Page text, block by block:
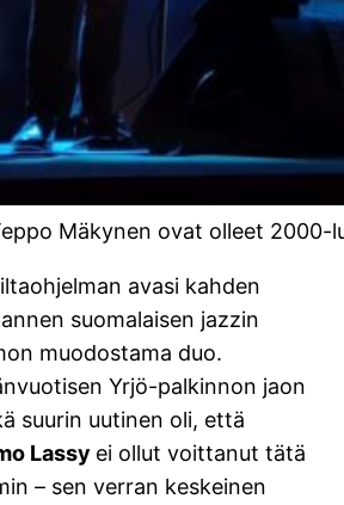
Mäkynen ovat olleet
avasi kahden
suomalaisen jazzin
muodostama duo.
Yrjö-palkinnon jaon
suurin uutinen oli, että
Lassy ei ollut voittanut tätä
– sen verran keskeinen